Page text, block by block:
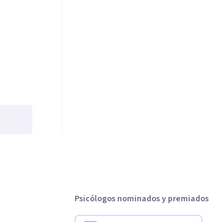
Psicólogos nominados y premiados